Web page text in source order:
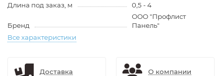
Длина под заказ, м 0,5 - 4
Бренд
ООО "Профлист
Панель"
Все характеристики
Доставка О компании